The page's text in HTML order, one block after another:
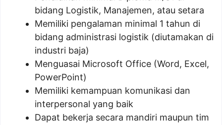
bidang Logistik, Manajemen, atau setara
Memiliki pengalaman minimal 1 tahun di
bidang administrasi logistik (diutamakan di
industri baja)
Menguasai Microsoft Office (Word, Excel,
PowerPoint)
Memiliki kemampuan komunikasi dan
interpersonal yang baik
Dapat bekerja secara mandiri maupun tim